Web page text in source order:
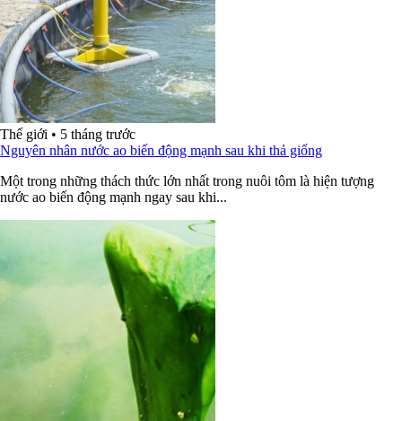
Thế giới • 5 tháng trước
Nguyên nhân nước ao biến động mạnh sau khi thả giống
Một trong những thách thức lớn nhất trong nuôi tôm là hiện tượng
nước ao biến động mạnh ngay sau khi...